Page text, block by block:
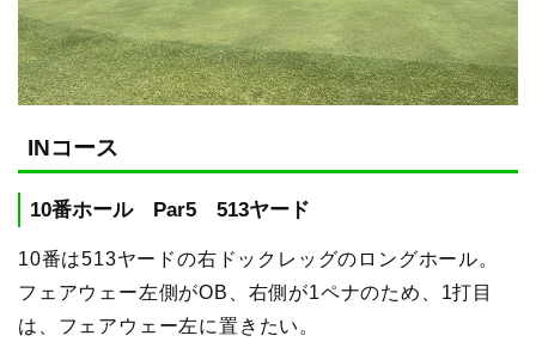
INコース
10番ホール Par5 513ヤード
10番は513ヤードの右ドックレッグのロングホール。
フェアウェー左側がOB、右側が1ペナのため、1打目
は、フェアウェー左に置きたい。